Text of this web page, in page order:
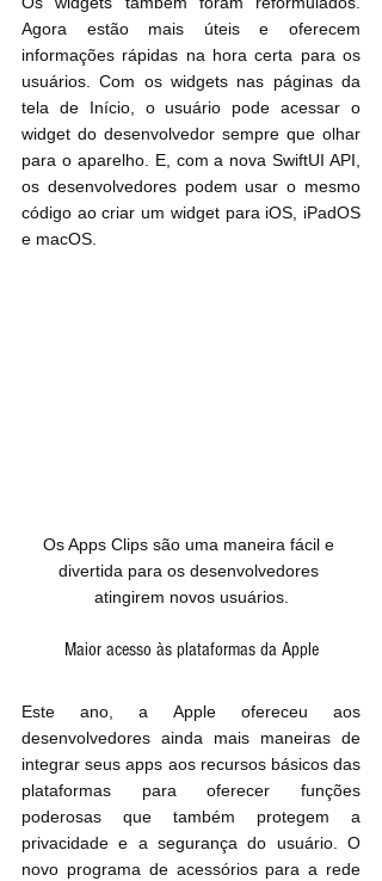
Agora estão mais úteis e oferecem
informações rápidas na hora certa para os
usuários. Com os widgets nas páginas da
tela de Início, o usuário pode acessar o
widget do desenvolvedor sempre que olhar
para o aparelho. E, com a nova SwiftUI API,
os desenvolvedores podem usar o mesmo
código ao criar um widget para iOS, iPadOS
e macOS.
Os Apps Clips são uma maneira fácil e
divertida para os desenvolvedores
atingirem novos usuários.
Maior acesso às plataformas da Apple
Este ano, a Apple ofereceu aos
desenvolvedores ainda mais maneiras de
integrar seus apps aos recursos básicos das
plataformas para oferecer funções
poderosas que também protegem a
privacidade e a segurança do usuário. O
novo programa de acessórios para a rede